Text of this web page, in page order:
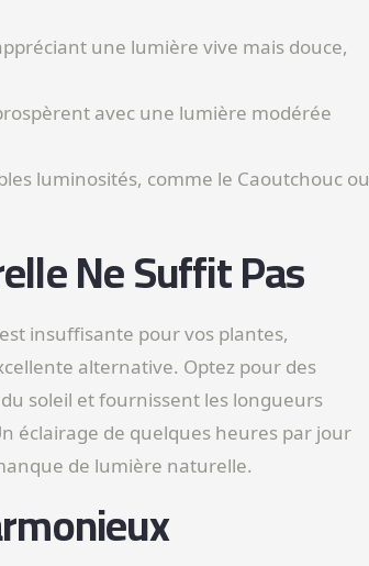
une lumière vive mais douce,
avec une lumière modérée
luminosités, comme le Caoutchouc ou
Ne Suffit Pas
insuffisante pour vos plantes,
alternative. Optez pour des
soleil et fournissent les longueurs
éclairage de quelques heures par jour
de lumière naturelle.